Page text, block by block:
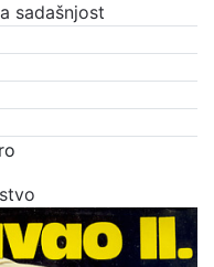
sadašnjost